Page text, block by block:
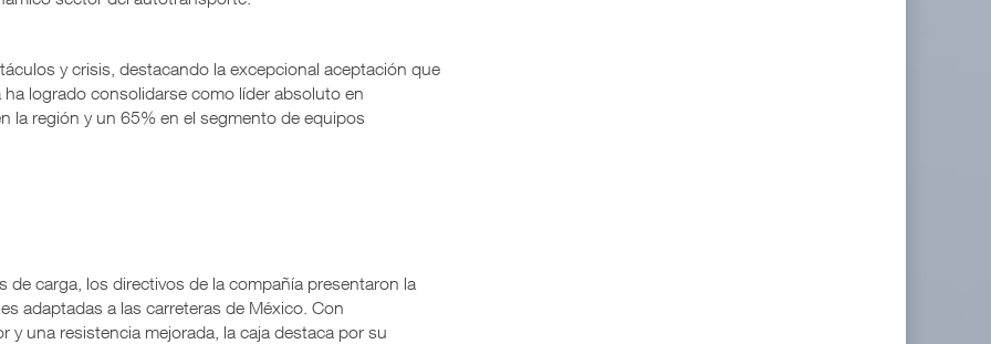
y crisis, destacando la excepcional aceptación que
logrado consolidarse como líder absoluto en
la región y un 65% en el segmento de equipos
de carga, los directivos de la compañía presentaron la
adaptadas a las carreteras de México. Con
y una resistencia mejorada, la caja destaca por su